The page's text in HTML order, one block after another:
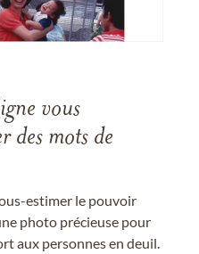
vous
des mots de
estimer le pouvoir
photo précieuse pour
aux personnes en deuil.